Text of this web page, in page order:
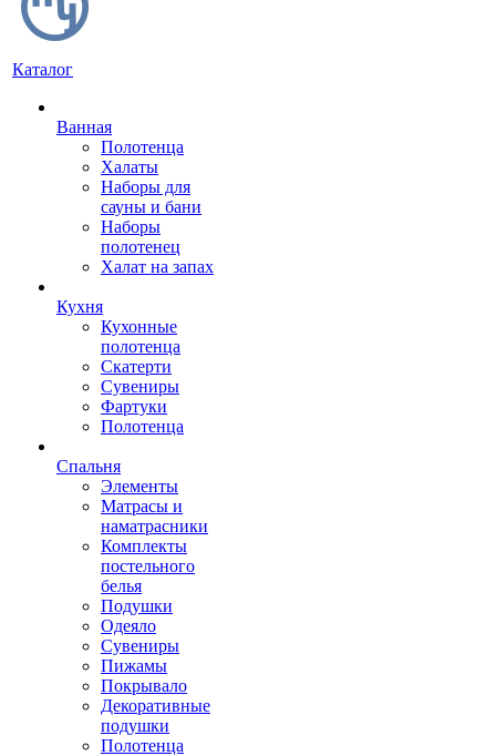
Каталог
Ванная
Полотенца
Халаты
Наборы для
сауны и бани
Наборы
полотенец
Халат на запах
Кухня
Кухонные
полотенца
Скатерти
Сувениры
Фартуки
Полотенца
Спальня
Элементы
Матрасы и
наматрасники
Комплекты
постельного
белья
Подушки
Одеяло
Сувениры
Пижамы
Покрывало
Декоративные
подушки
Полотенца